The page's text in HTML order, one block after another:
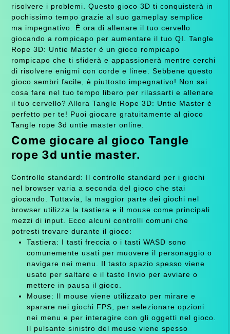
risolvere i problemi. Questo gioco 3D ti conquisterà in
pochissimo tempo grazie al suo gameplay semplice
ma impegnativo. È ora di allenare il tuo cervello
giocando a rompicapo per aumentare il tuo QI. Tangle
Rope 3D: Untie Master è un gioco rompicapo
rompicapo che ti sfiderà e appassionerà mentre cerchi
di risolvere enigmi con corde e linee. Sebbene questo
gioco sembri facile, è piuttosto impegnativo! Non sai
cosa fare nel tuo tempo libero per rilassarti e allenare
il tuo cervello? Allora Tangle Rope 3D: Untie Master è
perfetto per te! Puoi giocare gratuitamente al gioco
Tangle rope 3d untie master online.
Come giocare al gioco Tangle
rope 3d untie master.
Controllo standard: Il controllo standard per i giochi
nel browser varia a seconda del gioco che stai
giocando. Tuttavia, la maggior parte dei giochi nel
browser utilizza la tastiera e il mouse come principali
mezzi di input. Ecco alcuni controlli comuni che
potresti trovare durante il gioco:
Tastiera: I tasti freccia o i tasti WASD sono
comunemente usati per muovere il personaggio o
navigare nei menu. Il tasto spazio spesso viene
usato per saltare e il tasto Invio per avviare o
mettere in pausa il gioco.
Mouse: Il mouse viene utilizzato per mirare e
sparare nei giochi FPS, per selezionare opzioni
nei menu e per interagire con gli oggetti nel gioco.
Il pulsante sinistro del mouse viene spesso